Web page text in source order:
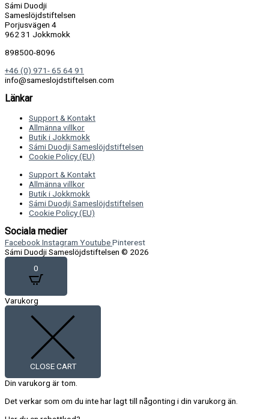
Sámi Duodji
Sameslöjdstiftelsen
Porjusvägen 4
962 31 Jokkmokk
898500-8096
+46 (0) 971- 65 64 91
info@sameslojdstiftelsen.com
Länkar
Support & Kontakt
Allmänna villkor
Butik i Jokkmokk
Sámi Duodji Sameslöjdstiftelsen
Cookie Policy (EU)
Support & Kontakt
Allmänna villkor
Butik i Jokkmokk
Sámi Duodji Sameslöjdstiftelsen
Cookie Policy (EU)
Sociala medier
FacebookInstagram YoutubePinterest
Sámi Duodji Sameslöjdstiftelsen © 2026
0
Varukorg
CLOSE CART
Din varukorg är tom.
Det verkar som om du inte har lagt till någonting i din varukorg än.